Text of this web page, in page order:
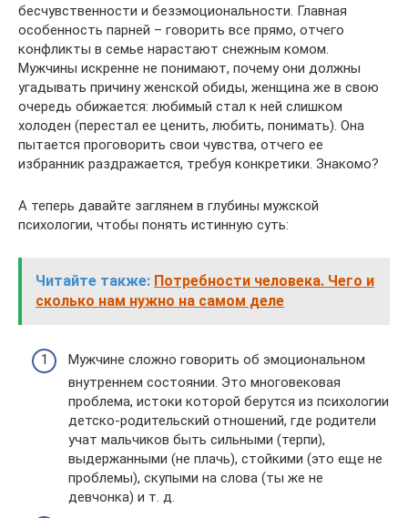
бесчувственности и безэмоциональности. Главная
особенность парней – говорить все прямо, отчего
конфликты в семье нарастают снежным комом.
Мужчины искренне не понимают, почему они должны
угадывать причину женской обиды, женщина же в свою
очередь обижается: любимый стал к ней слишком
холоден (перестал ее ценить, любить, понимать). Она
пытается проговорить свои чувства, отчего ее
избранник раздражается, требуя конкретики. Знакомо?
А теперь давайте заглянем в глубины мужской
психологии, чтобы понять истинную суть:
Читайте также: Потребности человека. Чего и
сколько нам нужно на самом деле
Мужчине сложно говорить об эмоциональном
внутреннем состоянии. Это многовековая
проблема, истоки которой берутся из психологии
детско-родительский отношений, где родители
учат мальчиков быть сильными (терпи),
выдержанными (не плачь), стойкими (это еще не
проблемы), скупыми на слова (ты же не
девчонка) и т. д.